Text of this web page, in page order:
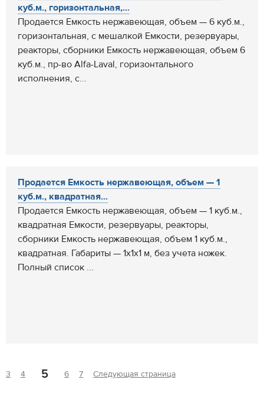
куб.м., горизонтальная,...
Продается Емкость нержавеющая, объем — 6 куб.м.,
горизонтальная, с мешалкой Емкости, резервуары,
реакторы, сборники Емкость нержавеющая, объем 6
куб.м., пр-во Alfa-Laval, горизонтального
исполнения, с...
Продается Емкость нержавеющая, объем — 1
куб.м., квадратная...
Продается Емкость нержавеющая, объем — 1 куб.м.,
квадратная Емкости, резервуары, реакторы,
сборники Емкость нержавеющая, объем 1 куб.м.,
квадратная. Габариты — 1х1х1 м, без учета ножек.
Полный список ...
3 4 5 6 7 Следующая страница